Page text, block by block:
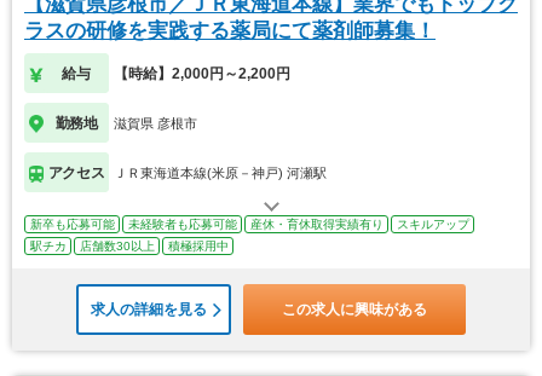
ラスの研修を実践する薬局にて薬剤師募集！
給与 【時給】2,000円～2,200円
勤務地 滋賀県 彦根市
アクセス ＪＲ東海道本線(米原－神戸) 河瀬駅
新卒も応募可能 未経験者も応募可能 産休・育休取得実績有り
スキルアップ
駅チカ
店舗数30以上 積極採用中
求人の詳細を見る この求人に興味がある